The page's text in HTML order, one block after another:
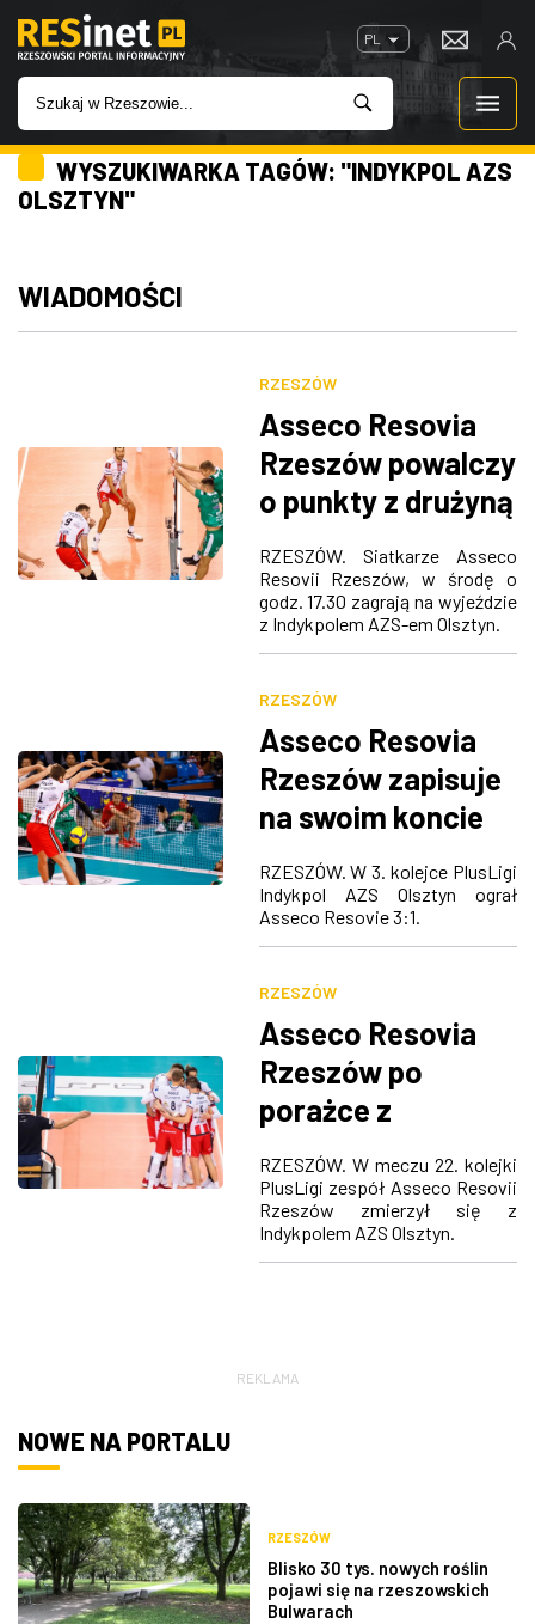
PL
WIADOMOŚCI
IMPREZY
W KINACH
GASTRONOMIA
ZDJĘCIA
WYSZUKIWARKA TAGÓW: "INDYKPOL AZS
OLSZTYN"
WIADOMOŚCI
RZESZÓW
Asseco Resovia
Rzeszów powalczy
o punkty z drużyną
z Olsztyna
RZESZÓW. Siatkarze Asseco
Resovii Rzeszów, w środę o
godz. 17.30 zagrają na wyjeździe
z Indykpolem AZS-em Olsztyn.
RZESZÓW
Asseco Resovia
Rzeszów zapisuje
na swoim koncie
kolejną porażkę
RZESZÓW. W 3. kolejce PlusLigi
Indykpol AZS Olsztyn ograł
Asseco Resovie 3:1.
RZESZÓW
Asseco Resovia
Rzeszów po
porażce z
Indykpolem AZS
Olsztyn znacznie
oddala się od fazy
play-off
RZESZÓW. W meczu 22. kolejki
PlusLigi zespół Asseco Resovii
Rzeszów zmierzył się z
Indykpolem AZS Olsztyn.
REKLAMA
NOWE NA PORTALU
RZESZÓW
Blisko 30 tys. nowych roślin
pojawi się na rzeszowskich
Bulwarach